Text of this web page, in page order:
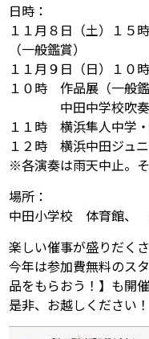
日時：
１１月８日（土）１５
（一般鑑賞）
１１月９日（日）１０
１０時 作品展（一般
中田中学校吹奏
１１時 横浜隼人中学
１２時 横浜中田ジュ
※各演奏は雨天中止。
場所：
中田小学校 体育館、
楽しい催事が盛りだくさ
今年は参加費無料のス
品をもらおう！】も開催
是非、お越しください！